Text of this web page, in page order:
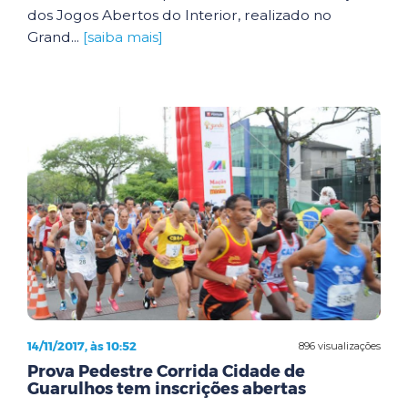
dos Jogos Abertos do Interior, realizado no
Grand... [saiba mais]
896 visualizações
14/11/2017, às 10:52
Prova Pedestre Corrida Cidade de
Guarulhos tem inscrições abertas